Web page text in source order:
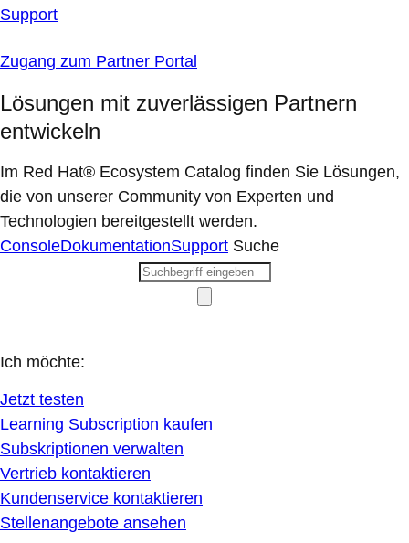
Support
Zugang zum Partner Portal
Lösungen mit zuverlässigen Partnern
entwickeln
Im Red Hat® Ecosystem Catalog finden Sie Lösungen,
die von unserer Community von Experten und
Technologien bereitgestellt werden.
ConsoleDokumentationSupport Suche
Ich möchte:
Jetzt testen
Learning Subscription kaufen
Subskriptionen verwalten
Vertrieb kontaktieren
Kundenservice kontaktieren
Stellenangebote ansehen